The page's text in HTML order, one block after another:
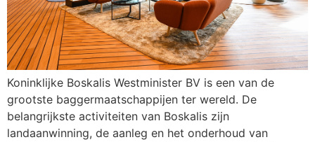
Koninklijke Boskalis Westminister BV is een van de
grootste baggermaatschappijen ter wereld. De
belangrijkste activiteiten van Boskalis zijn
landaanwinning, de aanleg en het onderhoud van